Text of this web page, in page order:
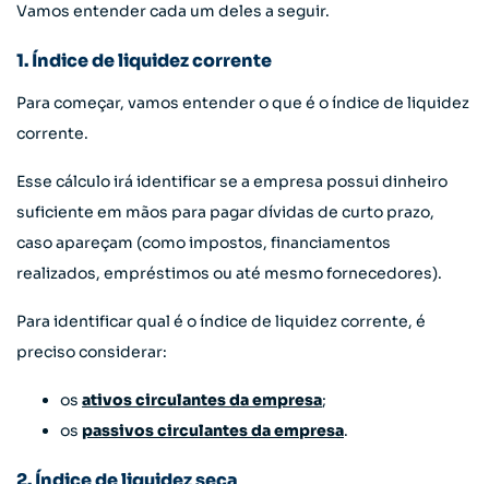
Vamos entender cada um deles a seguir.
1. Índice de liquidez corrente
Para começar, vamos entender o que é o índice de liquidez
corrente.
Esse cálculo irá identificar se a empresa possui dinheiro
suficiente em mãos para pagar dívidas de curto prazo,
caso apareçam (como impostos, financiamentos
realizados, empréstimos ou até mesmo fornecedores).
Para identificar qual é o índice de liquidez corrente, é
preciso considerar:
os ativos circulantes da empresa;
os passivos circulantes da empresa.